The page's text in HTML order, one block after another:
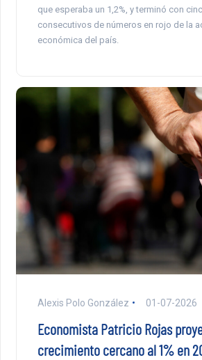
que esperaba un 1,2%, y terminó con
consecutivos de números en rojo de la
económica del país.
Alexis Polo González 01-07-2026
Economista Patricio Rojas
crecimiento cercano al 1% en